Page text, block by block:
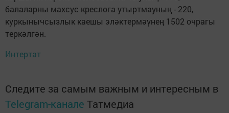
балаларны махсус креслога утыртмауның - 220,
куркынычсызлык каешы эләктермәүнең 1502 очрагы
теркәлгән.
Интертат
Следите за самым важным и интересным в
Telegram-канале Татмедиа